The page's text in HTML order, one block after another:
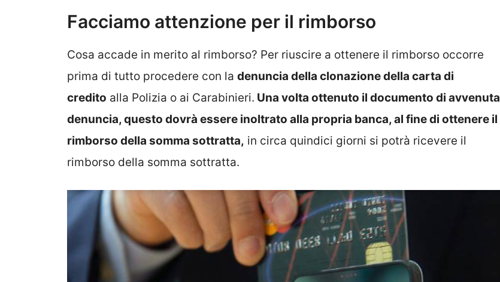
Facciamo attenzione per il rimborso
Cosa accade in merito al rimborso? Per riuscire a ottenere il rimborso occorre
prima di tutto procedere con la denuncia della clonazione della carta di
credito alla Polizia o ai Carabinieri. Una volta ottenuto il documento di avvenuta
denuncia, questo dovrà essere inoltrato alla propria banca, al fine di ottenere il
rimborso della somma sottratta, in circa quindici giorni si potrà ricevere il
rimborso della somma sottratta.